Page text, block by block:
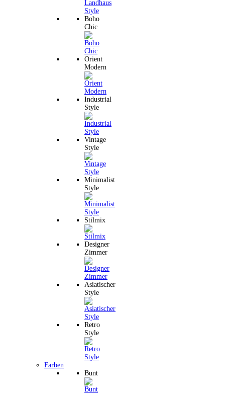
Boho
Chic
Orient
Modern
Industrial
Style
Vintage
Style
Minimalist
Style
Stilmix
Designer
Zimmer
Asiatischer
Style
Retro
Style
Farben
Bunt